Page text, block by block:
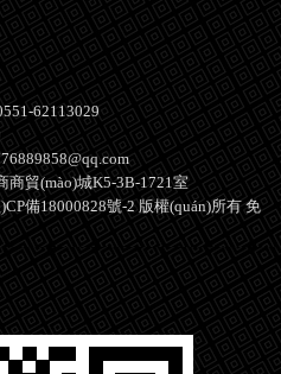
62113029
商貿(mào)城K5-3B-1721室
備18000828號-2版權(quán)所有 免